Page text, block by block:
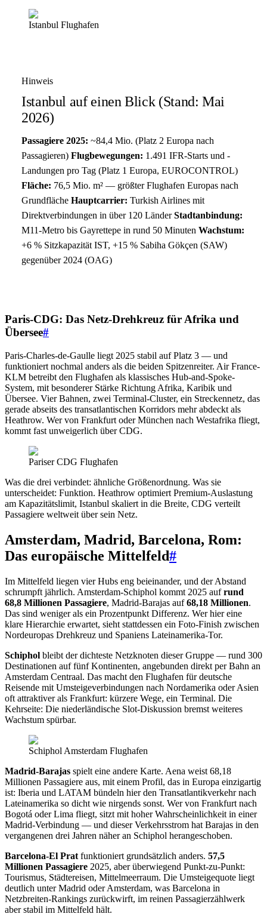
Istanbul Flughafen
Hinweis
Istanbul auf einen Blick (Stand: Mai
2026)
Passagiere 2025: ~84,4 Mio. (Platz 2 Europa nach
Passagieren) Flugbewegungen: 1.491 IFR-Starts und -
Landungen pro Tag (Platz 1 Europa, EUROCONTROL)
Fläche: 76,5 Mio. m² — größter Flughafen Europas nach
Grundfläche Hauptcarrier: Turkish Airlines mit
Direktverbindungen in über 120 LänderStadtanbindung:
M11-Metro bis Gayrettepe in rund 50 Minuten Wachstum:
+6 % Sitzkapazität IST, +15 % Sabiha Gökçen (SAW)
gegenüber 2024 (OAG)
Paris-CDG: Das Netz-Drehkreuz für Afrika und
Übersee#
Paris-Charles-de-Gaulle liegt 2025 stabil auf Platz 3 — und
funktioniert nochmal anders als die beiden Spitzenreiter. Air France-
KLM betreibt den Flughafen als klassisches Hub-and-Spoke-
System, mit besonderer Stärke Richtung Afrika, Karibik und
Übersee. Vier Bahnen, zwei Terminal-Cluster, ein Streckennetz, das
gerade abseits des transatlantischen Korridors mehr abdeckt als
Heathrow. Wer von Frankfurt oder München nach Westafrika fliegt,
kommt fast unweigerlich über CDG.
Pariser CDG Flughafen
Was die drei verbindet: ähnliche Größenordnung. Was sie
unterscheidet: Funktion. Heathrow optimiert Premium-Auslastung
am Kapazitätslimit, Istanbul skaliert in die Breite, CDG verteilt
Passagiere weltweit über sein Netz.
Amsterdam, Madrid, Barcelona, Rom:
Das europäische Mittelfeld#
Im Mittelfeld liegen vier Hubs eng beieinander, und der Abstand
schrumpft jährlich. Amsterdam-Schiphol kommt 2025 aufrund
68,8 Millionen Passagiere, Madrid-Barajas auf68,18 Millionen.
Das sind weniger als ein Prozentpunkt Differenz. Wer hier eine
klare Hierarchie erwartet, sieht stattdessen ein Foto-Finish zwischen
Nordeuropas Drehkreuz und Spaniens Lateinamerika-Tor.
Schiphol bleibt der dichteste Netzknoten dieser Gruppe — rund 300
Destinationen auf fünf Kontinenten, angebunden direkt per Bahn an
Amsterdam Centraal. Das macht den Flughafen für deutsche
Reisende mit Umsteigeverbindungen nach Nordamerika oder Asien
oft attraktiver als Frankfurt: kürzere Wege, ein Terminal. Die
Kehrseite: Die niederländische Slot-Diskussion bremst weiteres
Wachstum spürbar.
Schiphol Amsterdam Flughafen
Madrid-Barajas spielt eine andere Karte. Aena weist 68,18
Millionen Passagiere aus, mit einem Profil, das in Europa einzigartig
ist: Iberia und LATAM bündeln hier den Transatlantikverkehr nach
Lateinamerika so dicht wie nirgends sonst. Wer von Frankfurt nach
Bogotá oder Lima fliegt, sitzt mit hoher Wahrscheinlichkeit in einer
Madrid-Verbindung — und dieser Verkehrsstrom hat Barajas in den
vergangenen drei Jahren näher an Schiphol herangeschoben.
Barcelona-El Prat funktioniert grundsätzlich anders. 57,5
Millionen Passagiere 2025, aber überwiegend Punkt-zu-Punkt:
Tourismus, Städtereisen, Mittelmeerraum. Die Umsteigequote liegt
deutlich unter Madrid oder Amsterdam, was Barcelona in
Netzbreiten-Rankings zurückwirft, im reinen Passagierzählwerk
aber stabil im Mittelfeld hält.